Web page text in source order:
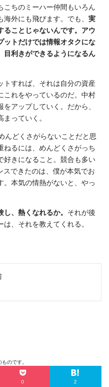
こちのミーハー仲間もいろん
外にも飛びます。でも、 実
ることじゃないんです。アウ
ットだけでは情報オタクにな
目利きができるようになるん
トすれば、それは自分の資産
これをやっているのだ。中村
アップしていく。だから、
っていく。
んどくさがらないことだと思
ねるには、めんどくさがっち
好きになること。競合も多い
できたのは、僕が本気でお
。本気の情熱がないと、やっ
、熱くなれるか。 それが後
、それを教えてくれる。
のです。
0 2